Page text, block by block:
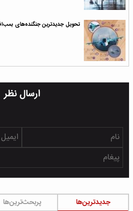
تحویل جدیدترین جنگنده‌های بمب‌افکن سوخو-۳۴ به
ارسال نظر
جدیدترین‌ها پربحث‌ترین‌ها